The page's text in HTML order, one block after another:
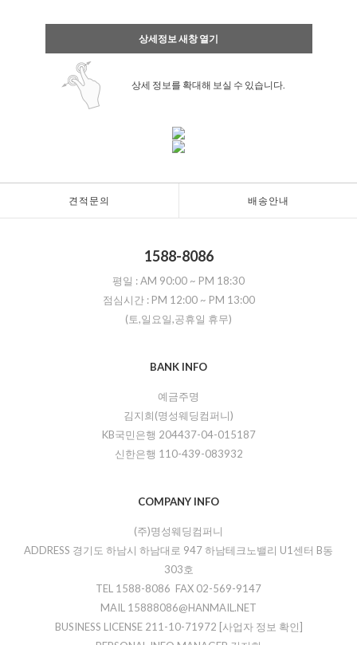
상세정보 새창 열기
상세 정보를 확대해 보실 수 있습니다.
견적문의 배송안내
1588-8086
평일 :AM 90:00 ~ PM 18:30
점심시간 : PM 12:00~ PM 13:00
(토,일요일,공휴일 휴무)
BANK INFO
예금주명
김지희(명성웨딩컴퍼니)
KB국민은행 204437-04-015187
신한은행 110-439-083932
COMPANY INFO
(주)명성웨딩컴퍼니
ADDRESS 경기도 하남시 하남대로 947 하남테크노밸리 U1센터 B동
303호
TEL 1588-8086 FAX 02-569-9147
MAIL 15888086@HANMAIL.NET
BUSINESS LICENSE 211-10-71972 [사업자 정보 확인]